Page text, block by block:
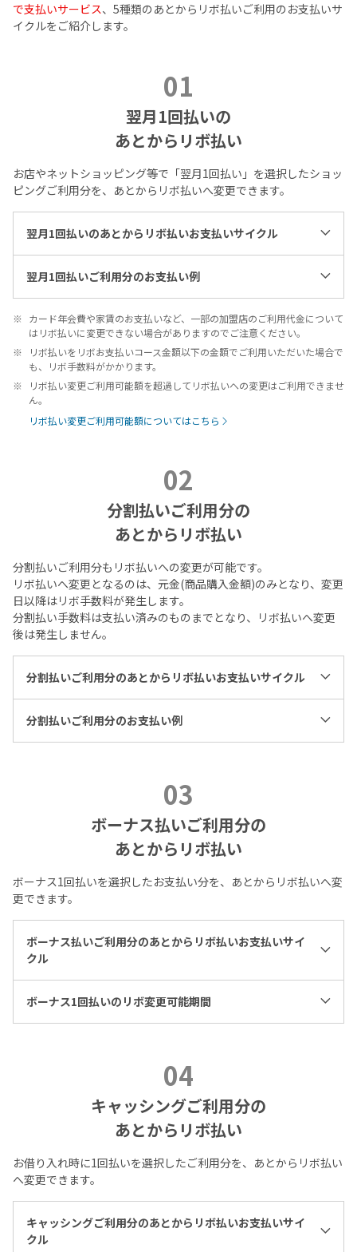
で支払いサービス、5種類のあとからリボ払いご利用のお支払いサ
イクルをご紹介します。
01
翌月1回払いの
あとからリボ払い
お店やネットショッピング等で「翌月1回払い」を選択したショッ
ピングご利用分を、あとからリボ払いへ変更できます。
翌月1回払いのあとからリボ払いお支払いサイクル
翌月1回払いご利用分のお支払い例
カード年会費や家賃のお支払いなど、一部の加盟店のご利用代金について
はリボ払いに変更できない場合がありますのでご注意ください。
リボ払いをリボお支払いコース金額以下の金額でご利用いただいた場合で
も、リボ手数料がかかります。
リボ払い変更ご利用可能額を超過してリボ払いへの変更はご利用できませ
ん。
リボ払い変更ご利用可能額についてはこちら
02
分割払いご利用分の
あとからリボ払い
分割払いご利用分もリボ払いへの変更が可能です。
リボ払いへ変更となるのは、元金(商品購入金額)のみとなり、変更
日以降はリボ手数料が発生します。
分割払い手数料は支払い済みのものまでとなり、リボ払いへ変更
後は発生しません。
分割払いご利用分のあとからリボ払いお支払いサイクル
分割払いご利用分のお支払い例
03
ボーナス払いご利用分の
あとからリボ払い
ボーナス1回払いを選択したお支払い分を、あとからリボ払いへ変
更できます。
ボーナス払いご利用分のあとからリボ払いお支払いサイ
クル
ボーナス1回払いのリボ変更可能期間
04
キャッシングご利用分の
あとからリボ払い
お借り入れ時に1回払いを選択したご利用分を、あとからリボ払い
へ変更できます。
キャッシングご利用分のあとからリボ払いお支払いサイ
クル